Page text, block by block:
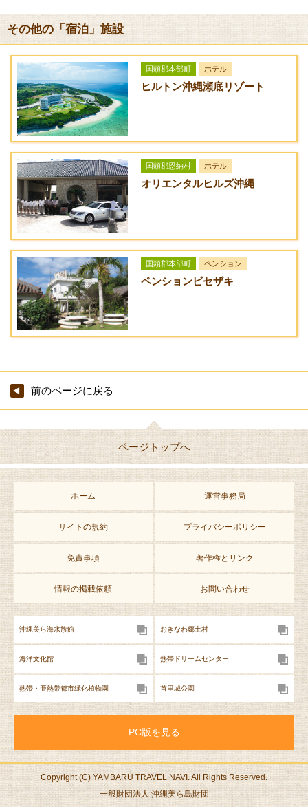
バリアフリー
送迎サービス
[なし]
URL
ペンション研修館
アメニティ
バスタオル、歯ブラシセット、フェイスタオル
その他の「宿泊」施設
国頭郡本部町 ホテル
ヒルトン沖縄瀬底リゾート
国頭郡恩納村 ホテル
オリエンタルヒルズ沖縄
国頭郡本部町 ペンション
ペンションビセザキ
前のページに戻る
ページトップへ
ホーム 運営事務局
サイトの規約 プライバシーポリシー
免責事項 著作権とリンク
情報の掲載依頼 お問い合わせ
沖縄美ら海水族館 おきなわ郷土村
海洋文化館 熱帯ドリームセンター
熱帯・亜熱帯都市緑化植物園 首里城公園
PC版を見る
Copyright (C) YAMBARU TRAVEL NAVI. All Rights Reserved.
一般財団法人 沖縄美ら島財団